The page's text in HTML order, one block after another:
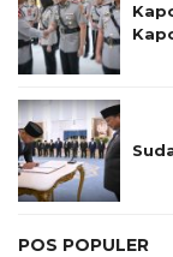
POS POPULER